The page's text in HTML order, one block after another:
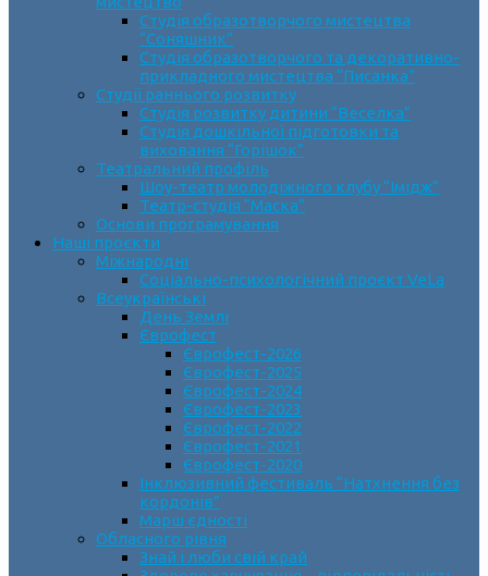
Cтудія образотворчого мистецтва
“Соняшник”
Студія образотворчого та декоративно-
прикладного мистецтва “Писанка”
Студії раннього розвитку
Студія розвитку дитини “Веселка”
Студія дошкільної підготовки та
виховання “Горішок”
Театральний профіль
Шоу-театр молодіжного клубу “Імідж”
Театр-студія “Маска”
Основи програмування
Наші проєкти
Міжнародні
Соціально-психологічний проєкт VeLa
Всеукраїнські
День Землі
Єврофест
Єврофест-2026
Єврофест-2025
Єврофест-2024
Єврофест-2023
Єврофест-2022
Єврофест-2021
Єврофест-2020
Інклюзивний фестиваль “Натхнення без
кордонів”
Марш єдності
Обласного рівня
Знай і люби свій край